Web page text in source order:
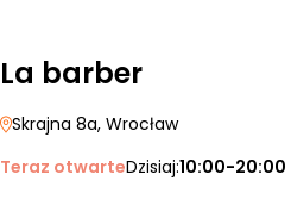
La barber
Skrajna 8a, Wrocław
Teraz otwarteDzisiaj:10:00-20:00